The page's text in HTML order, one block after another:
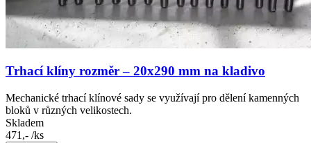
Trhací klíny rozměr – 20x290 mm na kladivo
Mechanické trhací klínové sady se využívají pro dělení kamenných
bloků v různých velikostech.
Skladem
471,- /ks